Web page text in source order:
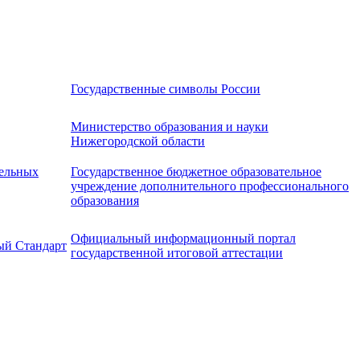
Государственные символы России
Министерство образования и науки
Нижегородской области
Государственное бюджетное образовательное
учреждение дополнительного профессионального
образования
Стандарт
Официальный информационный портал
государственной итоговой аттестации